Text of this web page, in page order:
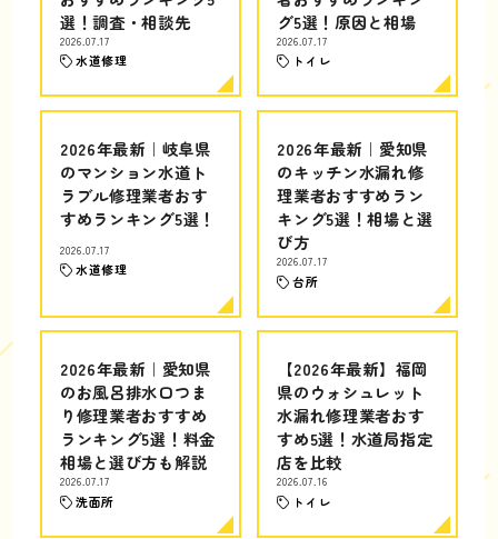
選！調査・相談先
2026.07.17
水道修理
グ5選！原因と相場
2026.07.17
トイレ
2026年最新｜岐阜県
のマンション水道ト
ラブル修理業者おす
すめランキング5選！
2026.07.17
水道修理
2026年最新｜愛知県
のキッチン水漏れ修
理業者おすすめラン
キング5選！相場と選
び方
2026.07.17
台所
2026年最新｜愛知県
のお風呂排水口つま
り修理業者おすすめ
ランキング5選！料金
相場と選び方も解説
2026.07.17
洗面所
【2026年最新】福岡
県のウォシュレット
水漏れ修理業者おす
すめ5選！水道局指定
店を比較
2026.07.16
トイレ